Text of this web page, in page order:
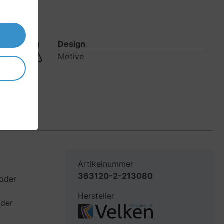
Design
Motive
Artikelnummer
363120-2-213080
Hersteller